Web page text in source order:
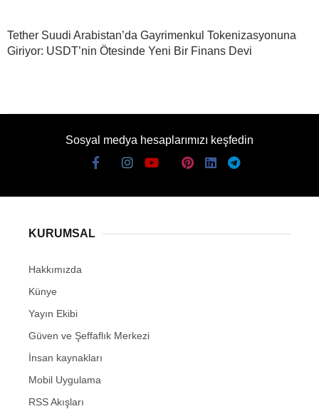
Tether Suudi Arabistan’da Gayrimenkul Tokenizasyonuna
Giriyor: USDT’nin Ötesinde Yeni Bir Finans Devi
Sosyal medya hesaplarımızı keşfedin
KURUMSAL
Hakkımızda
Künye
Yayın Ekibi
Güven ve Şeffaflık Merkezi
İnsan kaynakları
Mobil Uygulama
RSS Akışları